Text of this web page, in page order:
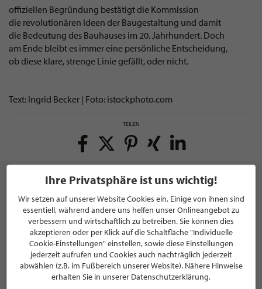
offiziellen Begründung bestätigt die Kommission
die revolutionären Ideen der Baugestaltung und damit
die Bedeutung des Bauhauses im 20. Jahrhundert. Doch
am Ende bleibt es immer eine persönliche Entscheidung,
ob diese klare, strenge Linie gefällt, oder nicht.
Text: Ingrid Becker | Foto: istockphoto.com
TEILEN
NEWSLETTER
Bleiben Sie immer UP TO DATE! Melden Sie sich jetzt für
unseren STILPUNKTE®-Newsletter an und profitieren Sie
von exklusivenNeuigkeiten, TrendsundAngeboten
Mit der Anmeldung für unseren Newsletter stimmen Sie
Abmeldung
Ihre Privatsphäre ist uns wichtig!
Wir setzen auf unserer Website Cookies ein. Einige von ihnen sind
essentiell, während andere uns helfen unser Onlineangebot zu
verbessern und wirtschaftlich zu betreiben. Sie können dies
akzeptieren oder per Klick auf die Schaltfläche "Individuelle
Cookie-Einstellungen" einstellen, sowie diese Einstellungen
jederzeit aufrufen und Cookies auch nachträglich jederzeit
abwählen (z.B. im Fußbereich unserer Website). Nähere Hinweise
erhalten Sie in unserer Datenschutzerklärung.